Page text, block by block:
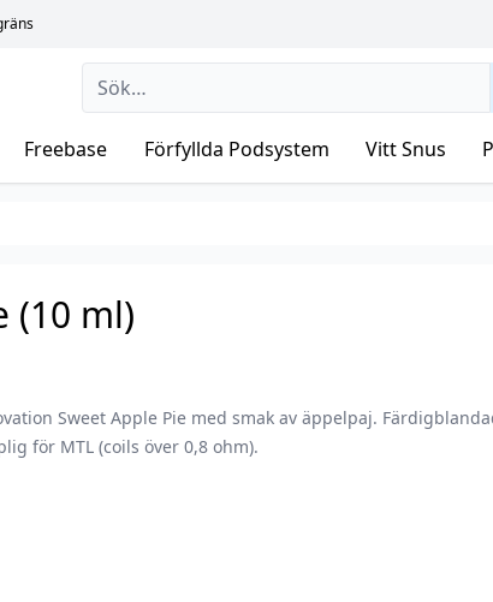
Freebase Förfyllda Podsystem Vitt Snus
(10 ml)
Sweet Apple Pie med smak av äppelpaj.
för MTL (coils över 0,8 ohm).